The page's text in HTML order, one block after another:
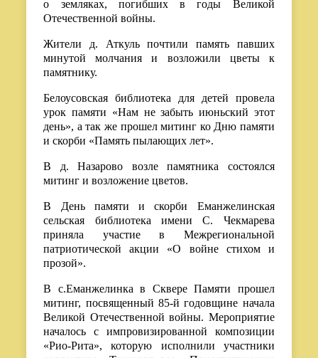
о земляках, погибших в годы Великой
Отечественной войны.
Жители д. Аткуль почтили память павших
минутой молчания и возложили цветы к
памятнику.
Белоусовская библиотека для детей провела
урок памяти «Нам не забыть июньский этот
день», а так же прошел митинг ко Дню памяти
и скорби «Память пылающих лет».
В д. Назарово возле памятника состоялся
митинг и возложение цветов.
В День памяти и скорби Еманжелинская
сельская библиотека имени С. Чекмарева
приняла участие в Межрегиональной
патриотической акции «О войне стихом и
прозой».
В с.Еманжелинка в Сквере Памяти прошел
митинг, посвященный 85-й годовщине начала
Великой Отечественной войны. Мероприятие
началось с импровизированной композиции
«Рио-Рита», которую исполнили участники